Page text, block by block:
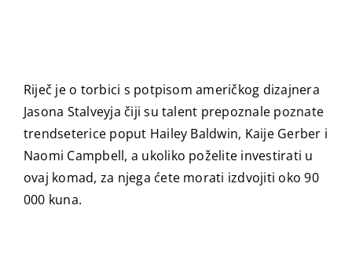
Riječ je o torbici s potpisom američkog dizajnera
Jasona Stalveyja čiji su talent prepoznale poznate
trendseterice poput Hailey Baldwin, Kaije Gerber i
Naomi Campbell, a ukoliko poželite investirati u
ovaj komad, za njega ćete morati izdvojiti oko 90
000 kuna.